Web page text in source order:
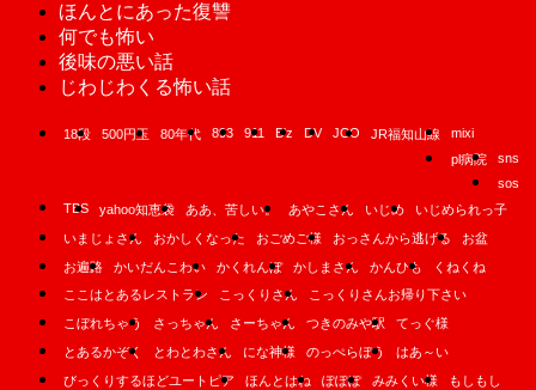
ほんとにあった復讐
何でも怖い
後味の悪い話
じわじわくる怖い話
18段 500円玉 80年代 893 911 B'z DV JCO JR福知山線
mixi
pl病院
sns
sos
TBS
yahoo知恵袋 ああ、苦しい。 あやこさん いじめ
いじめられっ子
いまじょさん
おかしくなった おごめご様 おっさんから逃げる
お盆
お遍路
かいだんこわい かくれんぼ かしまさん かんひも
くねくね
ここはとあるレストラン
こっくりさん
こっくりさんお帰り下さい
こぼれちゃう
さっちゃん さーちゃん つきのみや駅
てっぐ様
とあるかぞく
とわとわさん にな神様 のっぺらぼう
はあ～い
びっくりするほどユートピア
ほんとはね ぽぽぽ みみくい様
もしもし